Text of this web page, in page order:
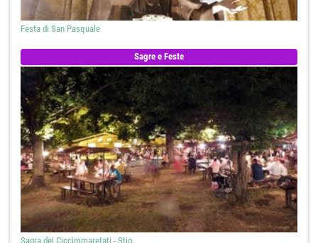
Festa di San Pasquale
Sagre e Feste
Sagra dei Ciccimmaretati - Stio